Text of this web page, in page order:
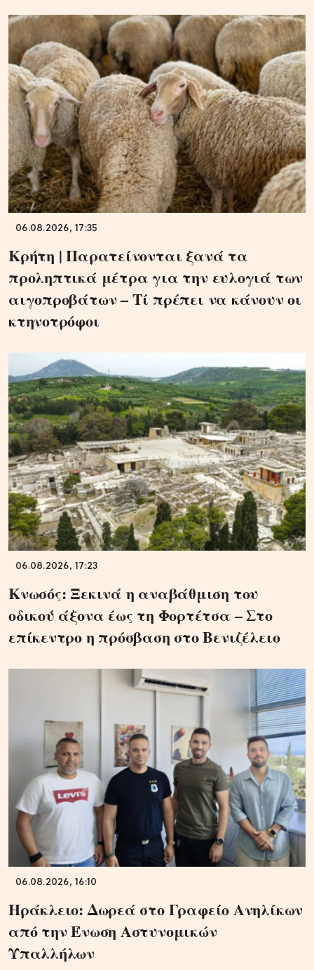
06.08.2026, 17:35
Κρήτη | Παρατείνονται ξανά τα
προληπτικά μέτρα για την ευλογιά των
αιγοπροβάτων – Τί πρέπει να κάνουν οι
κτηνοτρόφοι
06.08.2026, 17:23
Κνωσός: Ξεκινά η αναβάθμιση του
οδικού άξονα έως τη Φορτέτσα – Στο
επίκεντρο η πρόσβαση στο Βενιζέλειο
06.08.2026, 16:10
Ηράκλειο: Δωρεά στο Γραφείο Ανηλίκων
από την Ένωση Αστυνομικών
Υπαλλήλων